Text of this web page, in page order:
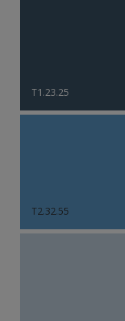
T1.23.25
T2.32.55